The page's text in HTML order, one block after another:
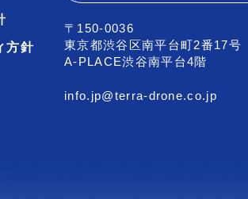
方針
〒150-0036
東京都渋谷区南平台町2番17号
A-PLACE渋谷南平台4階
info.jp@terra-drone.co.jp